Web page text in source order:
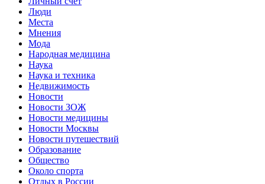
Люди
Места
Мнения
Мода
Народная медицина
Наука
Наука и техника
Недвижимость
Новости
Новости ЗОЖ
Новости медицины
Новости Москвы
Новости путешествий
Образование
Общество
Около спорта
Отдых в России